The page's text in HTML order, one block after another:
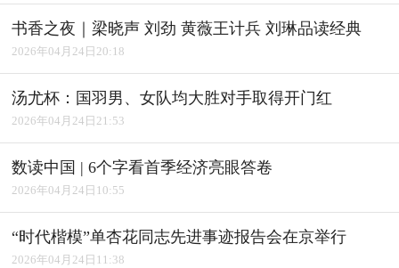
书香之夜｜梁晓声 刘劲 黄薇王计兵 刘琳品读经典
2026年04月24日20:18
汤尤杯：国羽男、女队均大胜对手取得开门红
2026年04月24日21:53
数读中国 | 6个字看首季经济亮眼答卷
2026年04月24日10:55
“时代楷模”单杏花同志先进事迹报告会在京举行
2026年04月24日11:38